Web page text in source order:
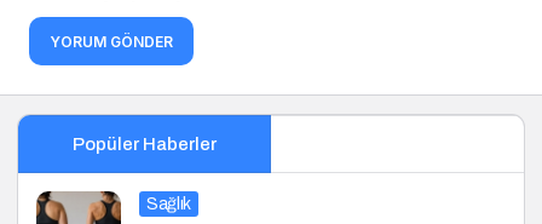
YORUM GÖNDER
Popüler Haberler
Sağlık